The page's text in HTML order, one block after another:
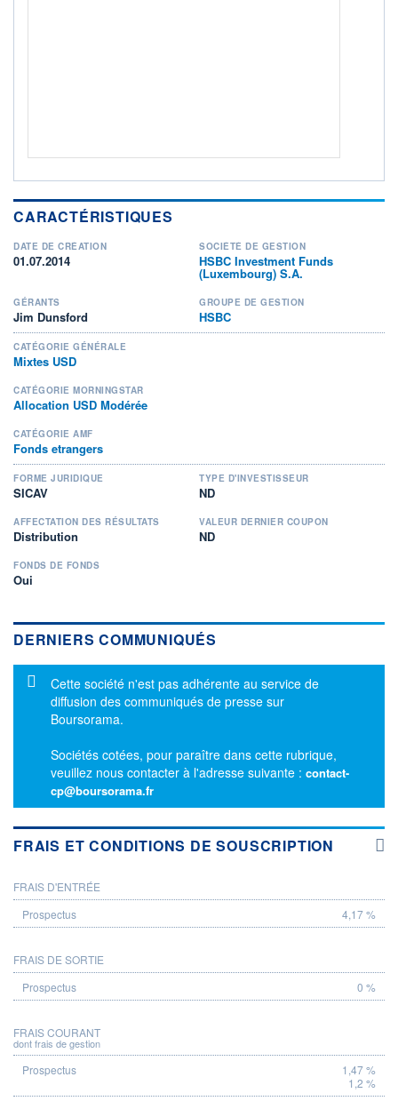
CARACTÉRISTIQUES
DATE DE CRÉATION
01.07.2014
SOCIÉTÉ DE GESTION
HSBC Investment Funds
(Luxembourg) S.A.
GÉRANTS
Jim Dunsford
GROUPE DE GESTION
HSBC
CATÉGORIE GÉNÉRALE
Mixtes USD
CATÉGORIE MORNINGSTAR
Allocation USD Modérée
CATÉGORIE AMF
Fonds etrangers
FORME JURIDIQUE
SICAV
TYPE D'INVESTISSEUR
ND
AFFECTATION DES RÉSULTATS
Distribution
VALEUR DERNIER COUPON
ND
FONDS DE FONDS
Oui
DERNIERS COMMUNIQUÉS
Message d'information
Cette société n'est pas adhérente au service de
diffusion des communiqués de presse sur
Boursorama.
Sociétés cotées, pour paraître dans cette rubrique,
veuillez nous contacter à l'adresse suivante : contact-
cp@boursorama.fr
FRAIS ET CONDITIONS DE SOUSCRIPTION
PROSPECTUS
FRAIS D'ENTRÉE
4,17 %
FRAIS DE SORTIE
0 %
FRAIS COURANT
dont frais de gestion
1,47 %
1,2 %